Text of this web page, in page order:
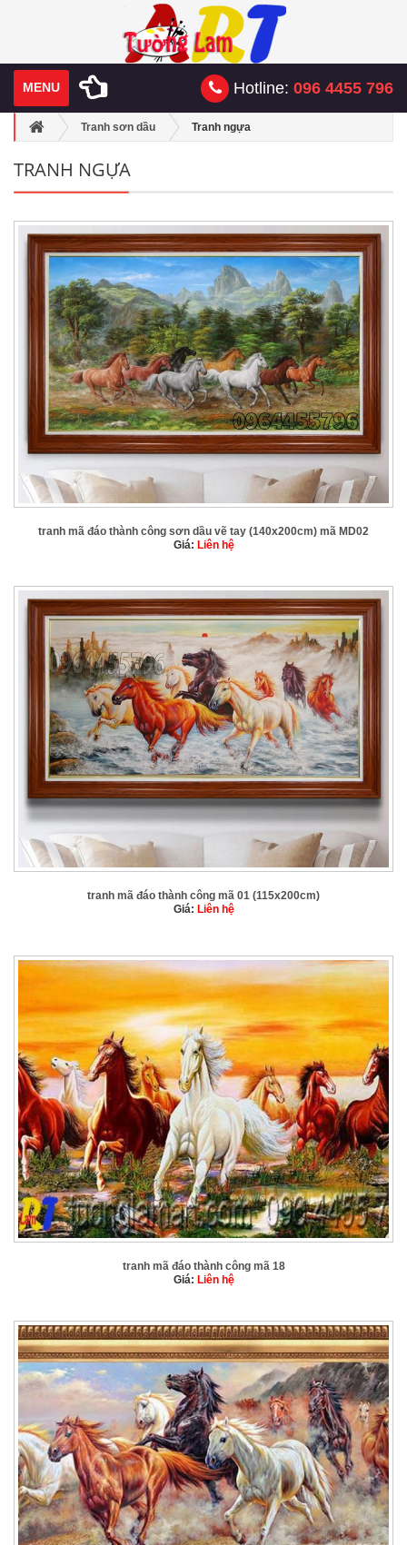
MENU Hotline: 096 4455 796
Tranh sơn dầu Tranh ngựa
TRANH NGỰA
tranh mã đáo thành công sơn dầu vẽ tay (140x200cm) mã MD02
Giá: Liên hệ
tranh mã đáo thành công mã 01 (115x200cm)
Giá: Liên hệ
tranh mã đáo thành công mã 18
Giá: Liên hệ